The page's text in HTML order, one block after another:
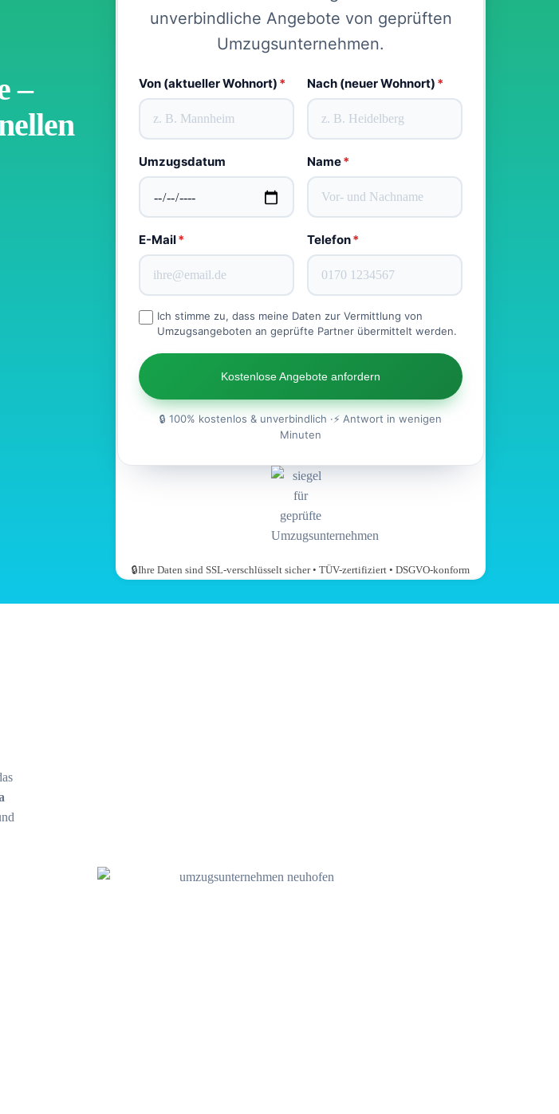
–
unverbindliche Angebote von geprüften
Umzugsunternehmen.
Von (aktueller Wohnort) * Nach (neuer Wohnort) *
Umzugsdatum Name*
E-Mail* Telefon*
Ich stimme zu, dass meine Daten zur Vermittlung von
Umzugsangeboten an geprüfte Partner übermittelt werden.
Kostenlose Angebote anfordern
🔒 100% kostenlos & unverbindlich ·⚡ Antwort in wenigen
Minuten
🔒Ihre Daten sind SSL-verschlüsselt sicher • TÜV-zertifiziert • DSGVO-konform